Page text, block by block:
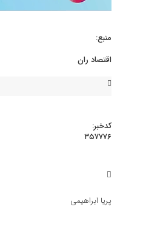
منبع:
اقتصاد ران
کدخبر:
۳۵۷۷۷۶
پریا ابراهیمی